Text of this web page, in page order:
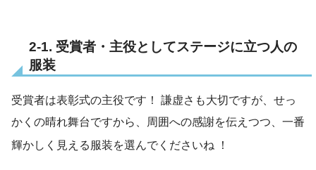
2-1. 受賞者・主役としてステージに立つ人の
服装
受賞者は表彰式の主役です！ 謙虚さも大切ですが、せっ
かくの晴れ舞台ですから、周囲への感謝を伝えつつ、一番
輝かしく見える服装を選んでくださいね
！